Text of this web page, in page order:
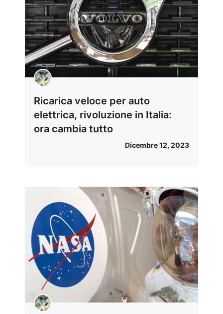
Ricarica veloce per auto
elettrica, rivoluzione in Italia:
ora cambia tutto
Dicembre 12, 2023